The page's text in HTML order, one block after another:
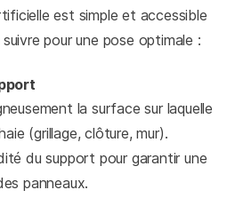
est simple et accessible
pour une pose optimale :
la surface sur laquelle
(grillage, clôture, mur).
du support pour garantir une
panneaux.